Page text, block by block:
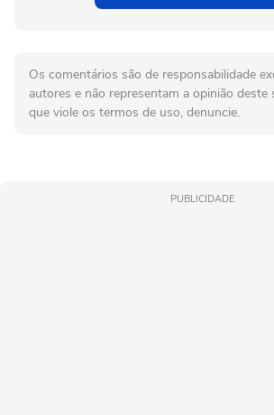
Os comentários são de responsabilidade
autores e não representam a opinião deste
que viole os termos de uso, denuncie.
PUBLICIDADE